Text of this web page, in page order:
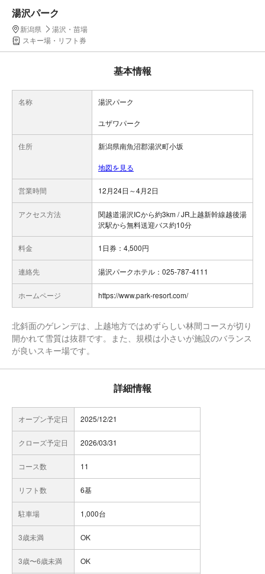
湯沢パーク
新潟県
湯沢・苗場
スキー場・リフト券
基本情報
名称 湯沢パーク
ユザワパーク
住所 新潟県南魚沼郡湯沢町小坂
地図を見る
営業時間 12月24日～4月2日
アクセス方法
関越道湯沢ICから約3km / JR上越新幹線越後湯
沢駅から無料送迎バス約10分
料金 1日券：4,500円
連絡先 湯沢パークホテル：025-787-4111
ホームページ https://www.park-resort.com/
北斜面のゲレンデは、上越地方ではめずらしい林間コースが切り
開かれて雪質は抜群です。また、規模は小さいが施設のバランス
が良いスキー場です。
詳細情報
オープン予定日 2025/12/21
クローズ予定日 2026/03/31
コース数 11
リフト数 6基
駐車場 1,000台
3歳未満 OK
3歳〜6歳未満 OK